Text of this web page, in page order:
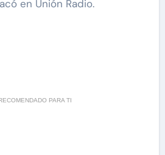
en Unión Radio.
PARA TI